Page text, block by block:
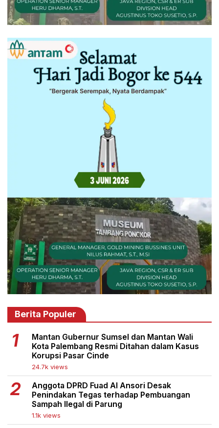
Berita Populer
Mantan Gubernur Sumsel dan Mantan Wali
Kota Palembang Resmi Ditahan dalam Kasus
Korupsi Pasar Cinde
24.7k views
Anggota DPRD Fuad Al Ansori Desak
Penindakan Tegas terhadap Pembuangan
Sampah Ilegal di Parung
1.1k views